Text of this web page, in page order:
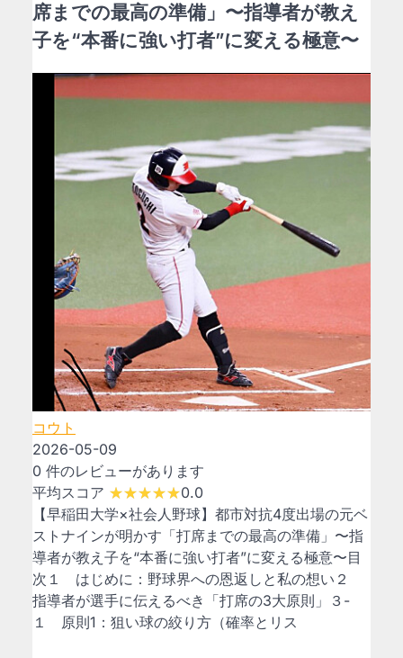
席までの最高の準備」〜指導者が教え
子を“本番に強い打者”に変える極意〜
コウト
2026-05-09
0 件のレビューがあります
平均スコア
0.0
​【早稲田大学×社会人野球】都市対抗4度出場の元ベ
ストナインが明かす「打席までの最高の準備」〜指
導者が教え子を“本番に強い打者”に変える極意〜​目
次１ ​はじめに：野球界への恩返しと私の想い２
指導者が選手に伝えるべき「打席の3大原則」​３-
１ 原則1：狙い球の絞り方（確率とリス